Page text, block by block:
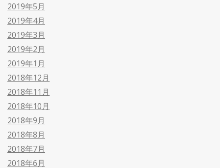
2019年5月
2019年4月
2019年3月
2019年2月
2019年1月
2018年12月
2018年11月
2018年10月
2018年9月
2018年8月
2018年7月
2018年6月